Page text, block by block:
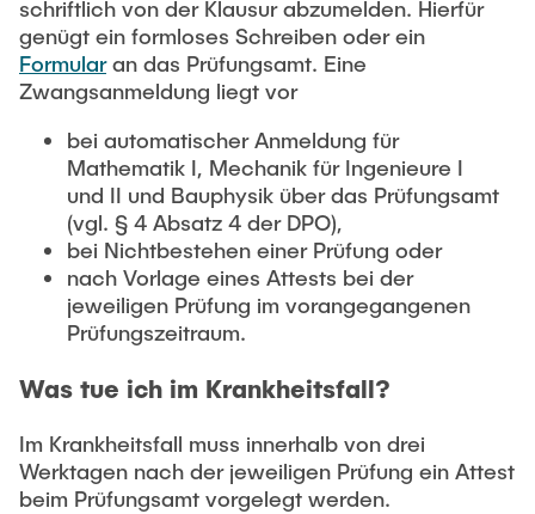
Technologies"
Research and institutes
Joint School of Multidisciplinary Studies
Institutes
Overview
schriftlich von der Klausur abzumelden. Hierfür
genügt ein formloses Schreiben oder ein
Formularan das Prüfungsamt. Eine
Zwangsanmeldung liegt vor
bei automatischer Anmeldung für
Mathematik I, Mechanik für Ingenieure I
und II und Bauphysik über das Prüfungsamt
(vgl. § 4 Absatz 4 der DPO),
bei Nichtbestehen einer Prüfung oder
nach Vorlage eines Attests bei der
jeweiligen Prüfung im vorangegangenen
Prüfungszeitraum.
Was tue ich im Krankheitsfall?
Im Krankheitsfall muss innerhalb von drei
Werktagen nach der jeweiligen Prüfung ein Attest
beim Prüfungsamt vorgelegt werden.